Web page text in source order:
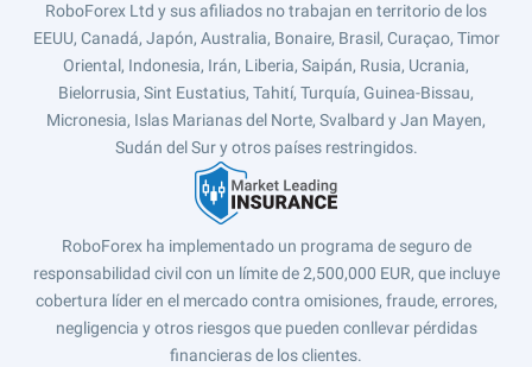
RoboForex Ltd y sus afiliados no trabajan en territorio de los
EEUU, Canadá, Japón, Australia, Bonaire, Brasil, Curaçao, Timor
Oriental, Indonesia, Irán, Liberia, Saipán, Rusia, Ucrania,
Bielorrusia, Sint Eustatius, Tahití, Turquía, Guinea-Bissau,
Micronesia, Islas Marianas del Norte, Svalbard y Jan Mayen,
Sudán del Sur y otros países restringidos.
RoboForex ha implementado un programa de seguro de
responsabilidad civil con un límite de 2,500,000 EUR, que incluye
cobertura líder en el mercado contra omisiones, fraude, errores,
negligencia y otros riesgos que pueden conllevar pérdidas
financieras de los clientes.